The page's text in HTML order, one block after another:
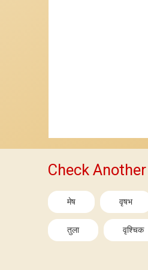
Check
मेष वृषभ
तुला वृश्चिक